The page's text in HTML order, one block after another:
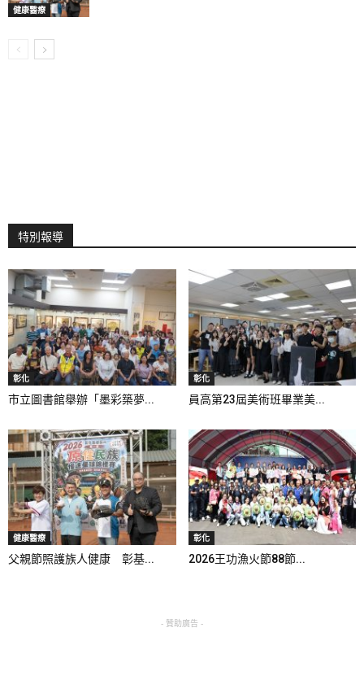
健康醫療
特別報導
彰化
市立圖書館舉辦「墨彩築夢...
彰化
員高第23屆美術班畢業美...
健康醫療
父親節照護族人健康 彰基...
彰化
2026王功漁火節88節...
- 贊助廣告 -